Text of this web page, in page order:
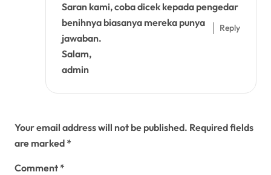
Saran kami, coba dicek kepada pengedar
benihnya biasanya mereka punya
jawaban.
Salam,
admin
Reply
Your email address will not be published. Required fields
are marked*
Comment*